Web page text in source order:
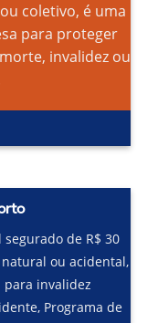
coletivo, é uma
para proteger
invalidez ou
segurado de R$ 30
ou acidental,
para invalidez
Programa de